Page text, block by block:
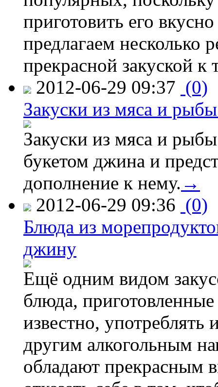
приготовить его
предлагаем несколько
прекрасной закуской
2012-06-29 09:37 (0)
Закуски из мяса и
Закуски из мяса и
букетом джина и
дополнение к нему. →
2012-06-29 09:36 (0)
Блюда из
джину
Ещё одним видом
блюда,
известно, употреблять
другим алкогольным
обладают прекрасным